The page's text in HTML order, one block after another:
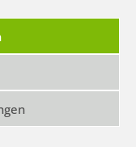
Hierzu
und des
IP-Adresse.
Ihrer bei dem
Daten